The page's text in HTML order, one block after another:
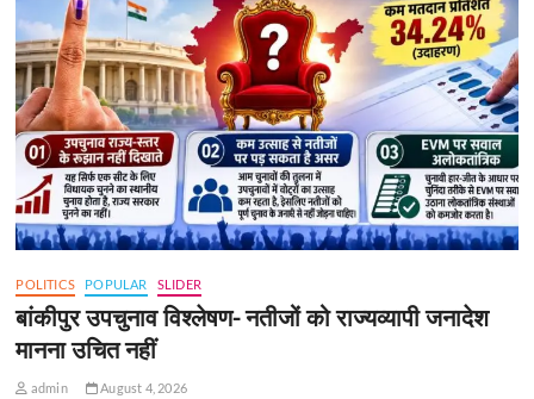
POLITICS POPULAR SLIDER
बांकीपुर उपचुनाव विश्लेषण- नतीजों को राज्यव्यापी जनादेश
मानना उचित नहीं
admin August 4, 2026